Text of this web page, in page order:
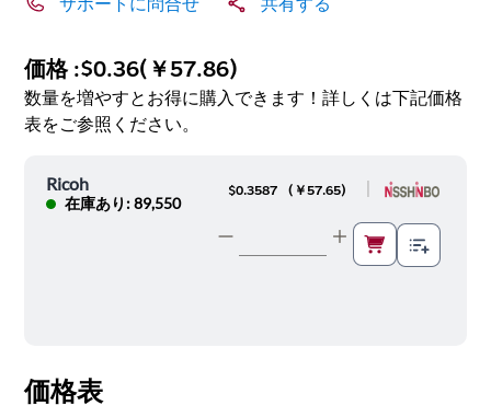
価格 :$0.36(￥57.86)
数量を増やすとお得に購入できます！詳しくは下記価格
表をご参照ください。
Ricoh
在庫あり: 89,550
$0.3587 ( ￥57.65)
価格表